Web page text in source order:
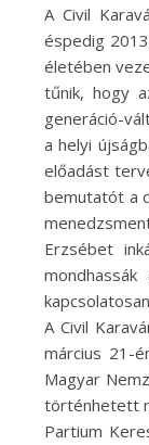
A Civil
éspedig
életében
tűnik, hogy
generáció-
a helyi
előadást
bemutatót a
Erzsébet
A Civil
március 21-
Magyar
történhetett
Partium